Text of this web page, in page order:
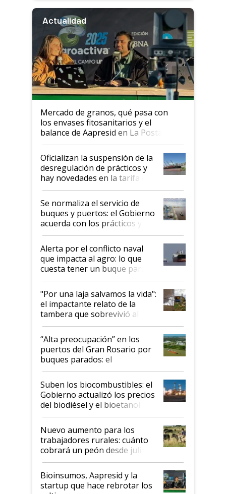
Actualidad
Mercado de granos, qué pasa con
los envases fitosanitarios y el
balance de Aapresid en La Posta
Oficializan la suspensión de la
desregulación de prácticos y
hay novedades en la tarifa de
la hidrovía
Se normaliza el servicio de
buques y puertos: el Gobierno
acuerda con los prácticos y
suspende el decreto de
desregulación
Alerta por el conflicto naval
que impacta al agro: lo que
cuesta tener un buque parado
y el peligro de que Argentina
pase a ser "país sucio"
"Por una laja salvamos la vida":
el impactante relato de la
tambera que sobrevivió al
tornado
“Alta preocupación” en los
puertos del Gran Rosario por
buques parados: el
funcionamiento de las
exportadoras en tensión tras
la medida de fuerza de los
prácticos
Suben los biocombustibles: el
Gobierno actualizó los precios
del biodiésel y el bioetanol
Nuevo aumento para los
trabajadores rurales: cuánto
cobrará un peón desde julio
Bioinsumos, Aapresid y la
startup que hace rebrotar los